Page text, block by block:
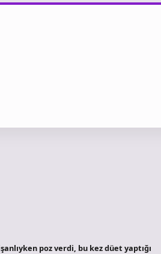
poz verdi, bu kez düet yaptığı